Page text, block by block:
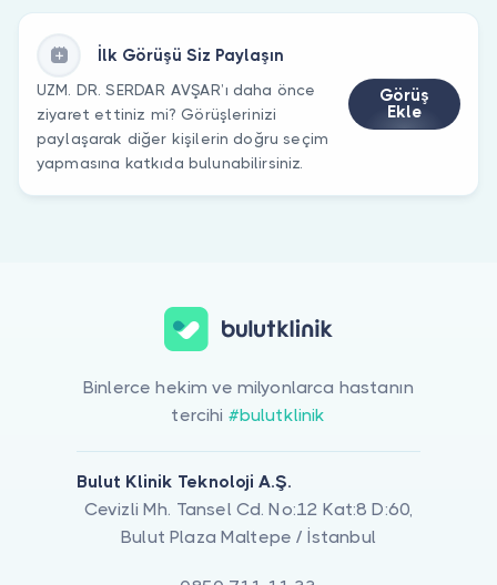
İlk Görüşü Siz Paylaşın
UZM. DR. SERDAR AVŞAR’ı daha önce
ziyaret ettiniz mi? Görüşlerinizi
paylaşarak diğer kişilerin doğru seçim
yapmasına katkıda bulunabilirsiniz.
Görüş
Ekle
Binlerce hekim ve milyonlarca hastanın
tercihi #bulutklinik
Bulut Klinik Teknoloji A.Ş.
Cevizli Mh. Tansel Cd. No:12 Kat:8 D:60,
Bulut Plaza Maltepe / İstanbul